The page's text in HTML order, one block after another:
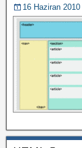
16 Haziran 2010